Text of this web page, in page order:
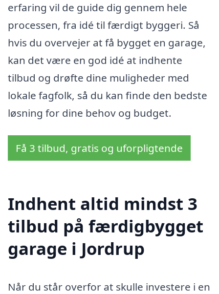
erfaring vil de guide dig gennem hele
processen, fra idé til færdigt byggeri. Så
hvis du overvejer at få bygget en garage,
kan det være en god idé at indhente
tilbud og drøfte dine muligheder med
lokale fagfolk, så du kan finde den bedste
løsning for dine behov og budget.
Få 3 tilbud, gratis og uforpligtende
Indhent altid mindst 3
tilbud på færdigbygget
garage i Jordrup
Når du står overfor at skulle investere i en